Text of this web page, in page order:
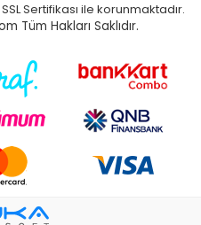
Sertifikası ile korunmaktadır.
Tüm Hakları Saklıdır.